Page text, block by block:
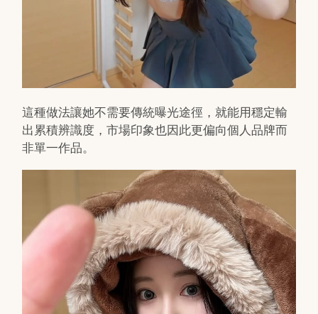
這種做法讓她不需要傳統曝光途徑，就能用穩定輸
出累積辨識度，市場印象也因此更偏向個人品牌而
非單一作品。